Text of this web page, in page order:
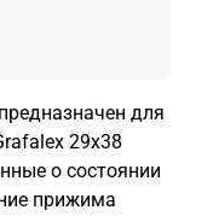
для
29х38
о состоянии
прижима